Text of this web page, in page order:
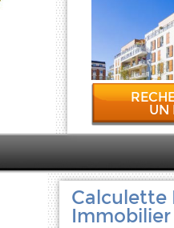
UN
Calculette
Immobilier